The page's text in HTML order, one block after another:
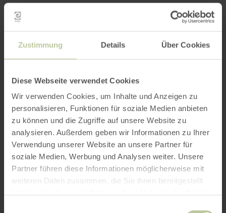
Zustimmung Details Über Cookies
Diese Webseite verwendet Cookies
Wir verwenden Cookies, um Inhalte und Anzeigen zu
personalisieren, Funktionen für soziale Medien anbieten
zu können und die Zugriffe auf unsere Website zu
analysieren. Außerdem geben wir Informationen zu Ihrer
Verwendung unserer Website an unsere Partner für
soziale Medien, Werbung und Analysen weiter. Unsere
Partner führen diese Informationen möglicherweise mit
weiteren Daten zusammen, die Sie ihnen bereitgestellt